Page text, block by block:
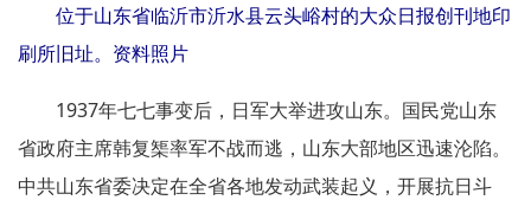
位于山东省临沂市沂水县云头峪村的大众日报创刊地印
刷所旧址。资料照片
1937年七七事变后，日军大举进攻山东。国民党山东
省政府主席韩复榘‌率军不战而逃，山东大部地区迅速沦陷。
中共山东省委决定在全省各地发动武装起义，开展抗日斗